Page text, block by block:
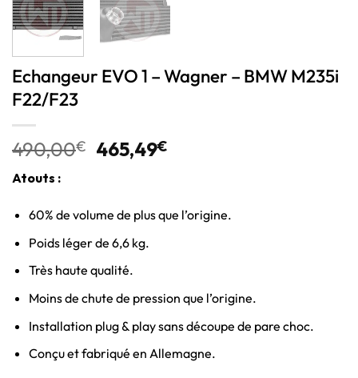
Echangeur EVO 1 – Wagner – BMW M235i
F22/F23
490,00€ 465,49€
Atouts :
60% de volume de plus que l’origine.
Poids léger de 6,6 kg.
Très haute qualité.
Moins de chute de pression que l’origine.
Installation plug & play sans découpe de pare choc.
Conçu et fabriqué en Allemagne.